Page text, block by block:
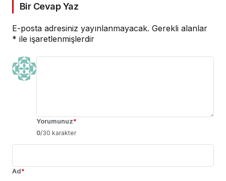
Bir Cevap Yaz
E-posta adresiniz yayınlanmayacak. Gerekli alanlar
* ile işaretlenmişlerdir
Yorumunuz*
0/30 karakter
Ad*